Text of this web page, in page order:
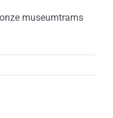
museumtrams